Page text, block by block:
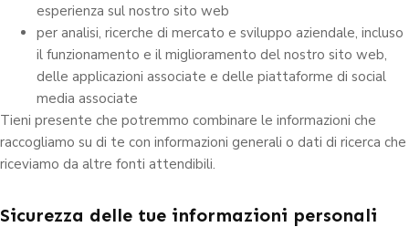
esperienza sul nostro sito web
per analisi, ricerche di mercato e sviluppo aziendale, incluso
il funzionamento e il miglioramento del nostro sito web,
delle applicazioni associate e delle piattaforme di social
media associate
Tieni presente che potremmo combinare le informazioni che
raccogliamo su di te con informazioni generali o dati di ricerca che
riceviamo da altre fonti attendibili.
Sicurezza delle tue informazioni personali